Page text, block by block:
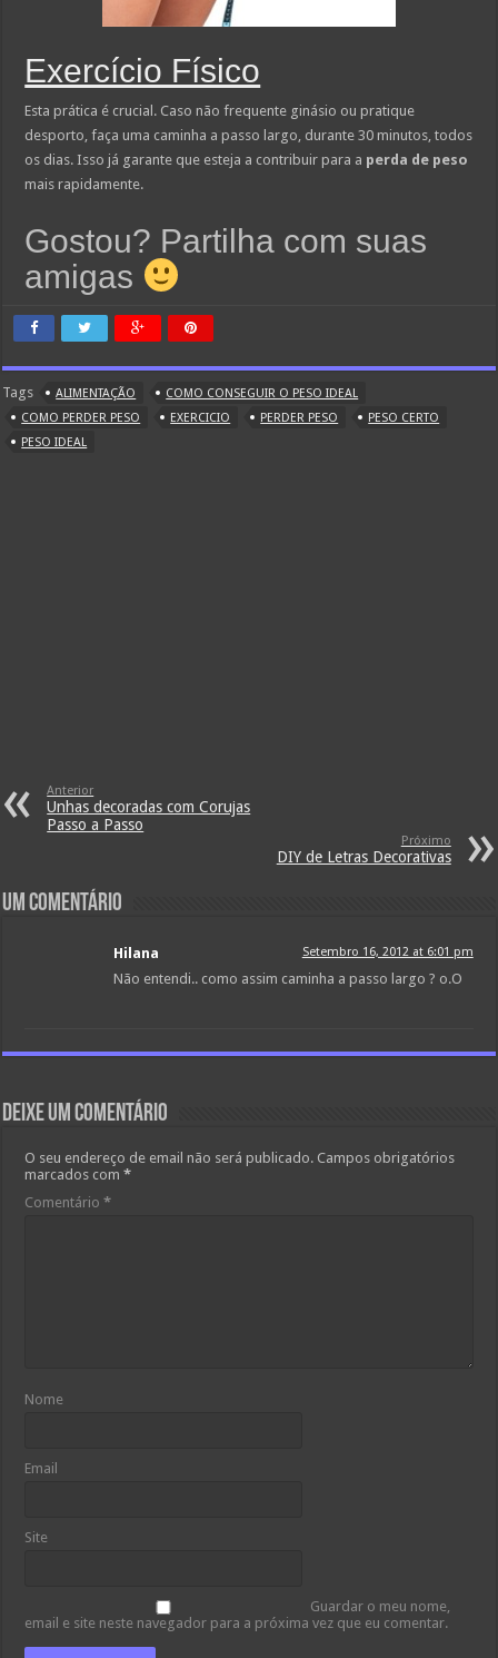
Exercício Físico
Esta prática é crucial. Caso não frequente ginásio ou pratique
desporto, faça uma caminha a passo largo, durante 30 minutos, todos
os dias. Isso já garante que esteja a contribuir para a perda de peso
mais rapidamente.
Gostou? Partilha com suas
amigas
Tags ALIMENTAÇÃO
COMO CONSEGUIR O PESO IDEAL
COMO PERDER PESO
EXERCICIO PERDER PESO
PESO CERTO
PESO IDEAL
Anterior
Unhas decoradas com Corujas
Passo a Passo
Próximo
DIY de Letras Decorativas
Um comentário
Hilana Setembro 16, 2012 at 6:01 pm
Não entendi.. como assim caminha a passo largo ? o.O
Deixe um comentário
O seu endereço de email não será publicado. Campos obrigatórios
marcados com*
Comentário*
Nome
Email
Site
Guardar o meu nome,
email e site neste navegador para a próxima vez que eu comentar.